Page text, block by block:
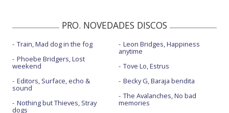
PRO. NOVEDADES DISCOS
Train, Mad dog in the fog
Phoebe Bridgers, Lost
weekend
Editors, Surface, echo &
sound
Nothing but Thieves, Stray
dogs
Leon Bridges, Happiness
anytime
Tove Lo, Estrus
Becky G, Baraja bendita
The Avalanches, No bad
memories